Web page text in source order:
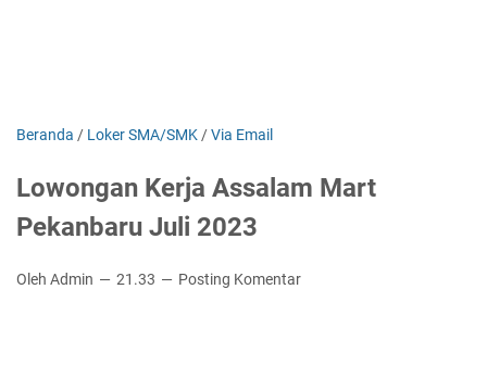
Beranda / Loker SMA/SMK /Via Email
Lowongan Kerja Assalam Mart
Pekanbaru Juli 2023
Oleh Admin 21.33 Posting Komentar